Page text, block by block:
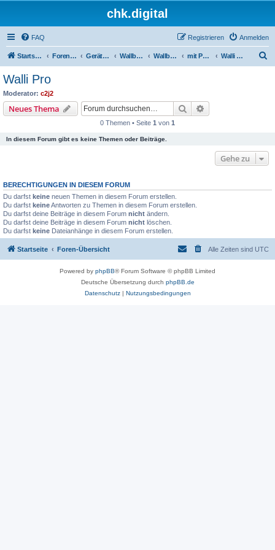
chk.digital
FAQ Anmelden
Registrieren
Startseite Foren-Übersicht Geräte (Wallboxen, Stromquellen, Autos) Wallboxen & Funkschalter Wallboxen ohne Phasenlimitierung mit Phoenix EV Charge Control EM-CC-AC1-M3 Walli Pro
Walli Pro
Moderator: c2j2
Neues Thema Suche
0 Themen • Seite 1 von 1
In diesem Forum gibt es keine Themen oder Beiträge.
Gehe zu
BERECHTIGUNGEN IN DIESEM FORUM
Du darfst keine neuen Themen in diesem Forum erstellen.
Du darfst keineAntworten zu Themen in diesem Forum erstellen.
Du darfst deine Beiträge in diesem Forum nicht ändern.
Du darfst deine Beiträge in diesem Forum nicht löschen.
Du darfst keine Dateianhänge in diesem Forum erstellen.
Startseite Foren-Übersicht Alle Zeiten sind UTC
Powered by phpBB® Forum Software © phpBB Limited
Deutsche Übersetzung durch phpBB.de
Datenschutz| Nutzungsbedingungen